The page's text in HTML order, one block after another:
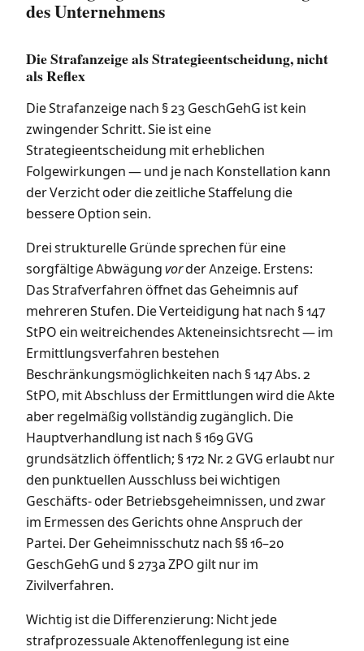
des Unternehmens
Die Strafanzeige als Strategieentscheidung, nicht
als Reflex
Die Strafanzeige nach § 23 GeschGehG ist kein
zwingender Schritt. Sie ist eine
Strategieentscheidung mit erheblichen
Folgewirkungen — und je nach Konstellation kann
der Verzicht oder die zeitliche Staffelung die
bessere Option sein.
Drei strukturelle Gründe sprechen für eine
sorgfältige Abwägungvorder Anzeige. Erstens:
Das Strafverfahren öffnet das Geheimnis auf
mehreren Stufen. Die Verteidigung hat nach § 147
StPO ein weitreichendes Akteneinsichtsrecht — im
Ermittlungsverfahren bestehen
Beschränkungsmöglichkeiten nach § 147 Abs. 2
StPO, mit Abschluss der Ermittlungen wird die Akte
aber regelmäßig vollständig zugänglich. Die
Hauptverhandlung ist nach § 169 GVG
grundsätzlich öffentlich; § 172 Nr. 2 GVG erlaubt nur
den punktuellen Ausschluss bei wichtigen
Geschäfts- oder Betriebsgeheimnissen, und zwar
im Ermessen des Gerichts ohne Anspruch der
Partei. Der Geheimnisschutz nach §§ 16–20
GeschGehG und § 273a ZPO gilt nur im
Zivilverfahren.
Wichtig ist die Differenzierung: Nicht jede
strafprozessuale Aktenoffenlegung ist eine